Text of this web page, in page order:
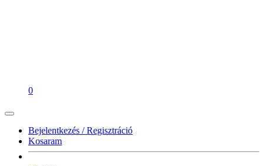
0
Bejelentkezés / Regisztráció
Kosaram